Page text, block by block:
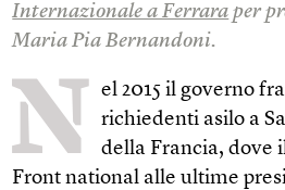
Internazionale a Ferrara per
Maria Pia Bernandoni.
N el 2015 il governo
richiedenti asilo a
della Francia, dove
Front national alle ultime